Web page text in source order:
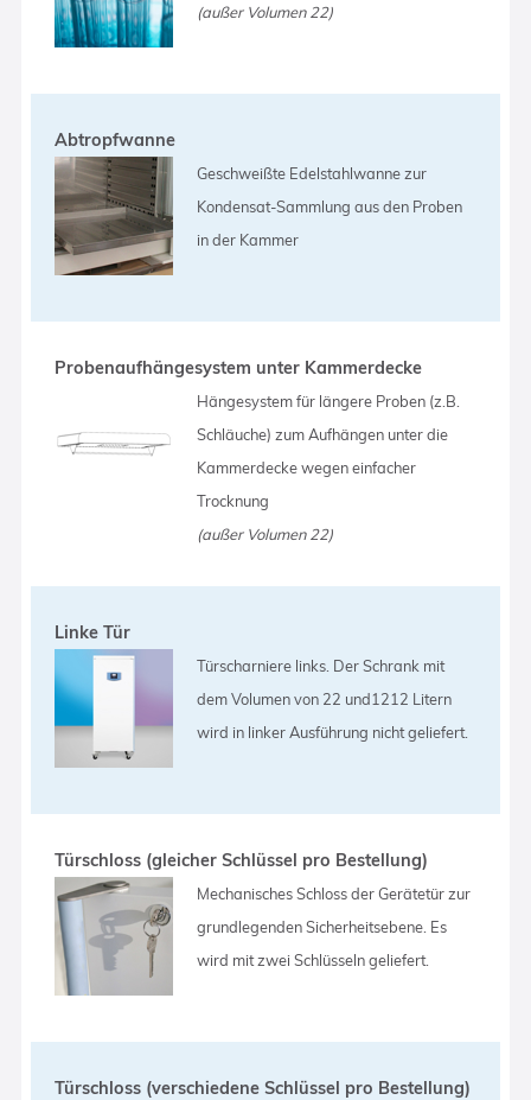
(außer Volumen 22)
Abtropfwanne
Geschweißte Edelstahlwanne zur
Kondensat-Sammlung aus den Proben
in der Kammer
Probenaufhängesystem unter Kammerdecke
Hängesystem für längere Proben (z.B.
Schläuche) zum Aufhängen unter die
Kammerdecke wegen einfacher
Trocknung
(außer Volumen 22)
Linke Tür
Türscharniere links. Der Schrank mit
dem Volumen von 22 und1212 Litern
wird in linker Ausführung nicht geliefert.
Türschloss (gleicher Schlüssel pro Bestellung)
Mechanisches Schloss der Gerätetür zur
grundlegenden Sicherheitsebene. Es
wird mit zwei Schlüsseln geliefert.
Türschloss (verschiedene Schlüssel pro Bestellung)